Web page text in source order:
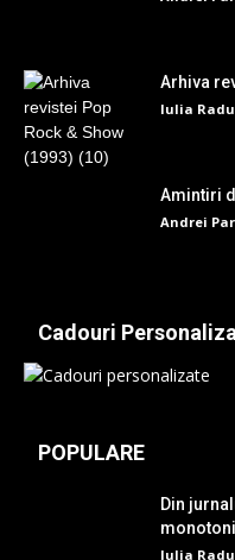
Arhiva
Iulia Radu
Amintiri
Andrei
Cadouri
POPULARE
Din
Iulia Radu